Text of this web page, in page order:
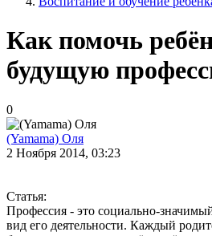
Как помочь
будущую
0
(Yamama) Оля
2 Ноября 2014, 03:23
Статья:
Профессия - это социально-
вид его деятельности. Каждый